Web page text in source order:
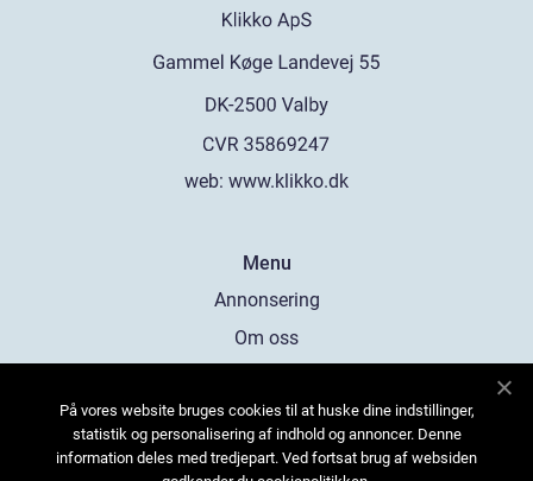
web: www.klikko.dk
Menu
Annonsering
Om oss
Kontakta oss
Sitemap
På vores website bruges cookies til at huske dine indstillinger,
statistik og personalisering af indhold og annoncer. Denne
information deles med tredjepart. Ved fortsat brug af websiden